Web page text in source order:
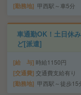
勤務地 甲西駅～車5分
車通勤OK！土日休
ど[派遣]
給 与 時給1150円
交通費 交通費支給有り
勤務地 甲西駅～徒歩